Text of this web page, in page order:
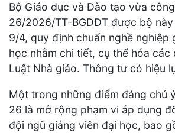
Bộ Giáo dục và Đào tạo vừa
26/2026/TT-BGDĐT được bộ này
9/4, quy định chuẩn nghề nghiệp
học nhằm chi tiết, cụ thể hóa các
Luật Nhà giáo. Thông tư có hiệu
Một trong những điểm đáng chú
26 là mở rộng phạm vi áp dụng
đội ngũ giảng viên đại học, bao